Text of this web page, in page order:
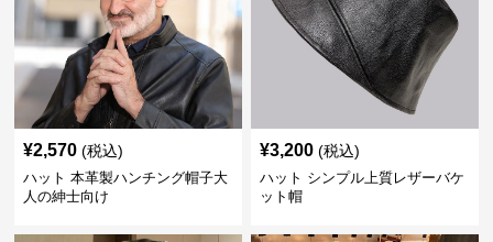
¥2,570 (税込)
ハット 本革製ハンチング帽子大
人の紳士向け
¥3,200 (税込)
ハット シンプル上質レザーバケ
ット帽